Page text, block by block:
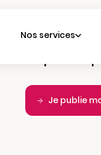
Nos services
Fréquence de
Je publie